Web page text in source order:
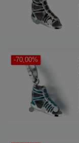
-70,00%